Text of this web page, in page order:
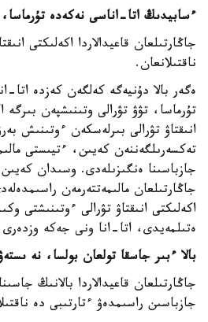
ءسابيدىڭ اتا-اناسى نەكەدە تۇرماسا،
جاڭارتىلعان قاعيدالاردا اكەلىكتى
ناقتىلانعان.
ەگەر بالا دۇنيەگە كەلگەن كەزدە
تۇرماسا، تۋۋ تۋرالى وتىنىشپەن بىرگە
انىقتاۋ تۋرالى بىرلەسكەن ءوتىنىش
تەكسەرىلگەننەن كەيىن، ءتيىستى
جازباسىنا ەنگىزىلەدى. وسىدان
جاڭارتىلعان مالىمەتتەرمەن
اكەلىكتى انىقتاۋ تۋرالى ءوتىنىشتى
ەتىلمەيدى، اتا-انا ونى جەكە
بالا ءبىر جاسقا تولعان بولسا، نە
جاڭارتىلعان قاعيدالاردا بالانىڭ
جازباسىن راسىمدەۋ ءتارتىبى دە